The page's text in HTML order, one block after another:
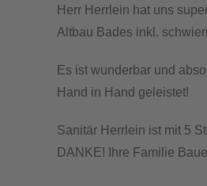
Herr Herrlein hat uns
Altbau Bades inkl.
Es ist wunderbar und
Hand in Hand geleistet!
Sanitär Herrlein ist mit 5
DANKE! Ihre Familie